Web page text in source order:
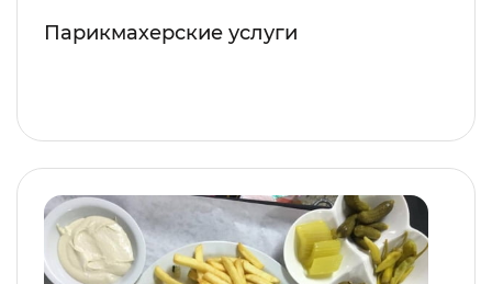
Парикмахерские услуги